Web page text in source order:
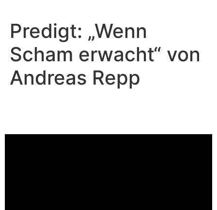
Predigt: „Wenn
Scham erwacht“ von
Andreas Repp
Video-Player